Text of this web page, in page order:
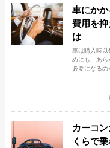
車にか
費用を
は
車は購入時
めにも、あ
必要になるの
カーコ
くらで